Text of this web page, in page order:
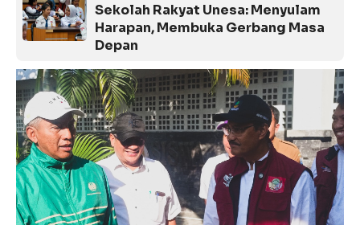
Sekolah Rakyat Unesa: Menyulam
Harapan, Membuka Gerbang Masa
Depan